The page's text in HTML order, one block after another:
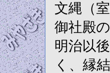
文縄（
御社殿
明治以
く、縁